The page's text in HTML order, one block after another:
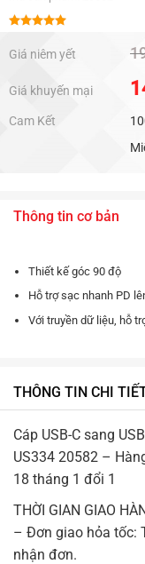
hạng5.00
5 sao
Giá niêm yết
Giá khuyến mại
Cam Kết
Thông tin cơ bản
Thiết kế góc 90 độ
Hỗ trợ sạc nhanh PD
Với truyền dữ liệu, hỗ
THÔNG TIN CHI
Cáp USB-C sang
US334 20582 –
18 tháng 1 đổi 1
THỜI GIAN GIAO
– Đơn giao hỏa tốc:
nhận đơn.